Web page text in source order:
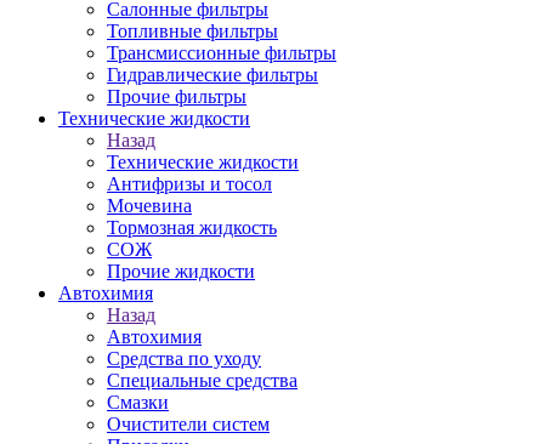
Салонные фильтры
Топливные фильтры
Трансмиссионные фильтры
Гидравлические фильтры
Прочие фильтры
Технические жидкости
Назад
Технические жидкости
Антифризы и тосол
Мочевина
Тормозная жидкость
СОЖ
Прочие жидкости
Автохимия
Назад
Автохимия
Средства по уходу
Специальные средства
Смазки
Очистители систем